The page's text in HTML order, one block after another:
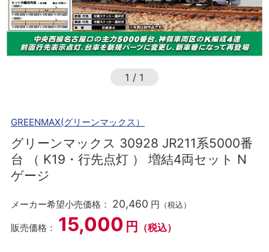
1 / 1
GREENMAX(グリーンマックス）
グリーンマックス 30928 JR211系5000番
台 （ K19・行先点灯 ） 増結4両セット N
ゲージ
メーカー希望小売価格： 20,460 円 （税込）
販売価格： 15,000 円 （税込）